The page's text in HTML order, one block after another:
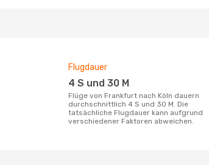
Flugdauer
4 S und 30 M
Flüge von Frankfurt nach Köln dauern
durchschnittlich 4 S und 30 M. Die
tatsächliche Flugdauer kann aufgrund
verschiedener Faktoren abweichen.